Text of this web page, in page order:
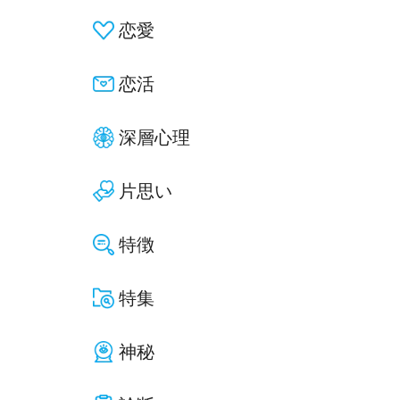
恋愛
恋活
深層心理
片思い
特徴
特集
神秘